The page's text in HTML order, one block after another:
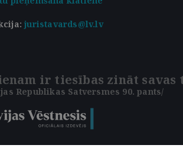
juristavards@lv.lv
ir tiesības zināt savas
Republikas Satversmes 90. pants/